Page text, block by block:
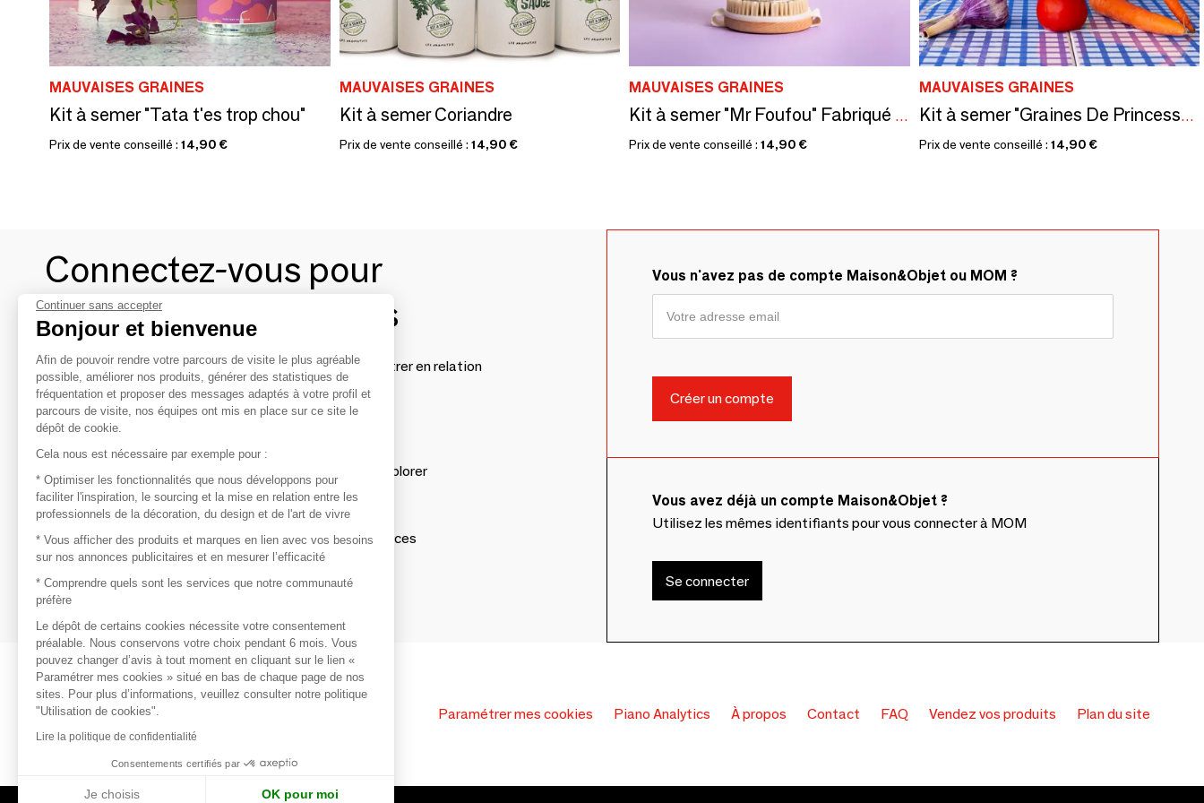
MAUVAISES GRAINES
Kit à semer "Tata t'es trop chou"
Prix de vente conseillé : 14,90 €
MAUVAISES GRAINES
Kit à semer Coriandre
Prix de vente conseillé : 14,90 €
MAUVAISES GRAINES
Kit à semer "Mr Foufou" Fabriqué en France
Prix de vente conseillé : 14,90 €
MAUVAISES GRAINES
Kit à semer "Graines De Princesse" Fabriqué en France
Prix de vente conseillé : 14,90 €
Connectez-vous pour
contacter les marques
Afin de profiter au mieux de l'expérience MOM et de rentrer en relation
avec vos marques préférées, créez-vous un compte.
Découvrir
Les produits de milliers de fournisseurs à explorer
S'inspirer
Inspiration et sélections de produits tendances
Contacter
Vous n'avez pas de compte Maison&Objet ou MOM ?
Vous avez déjà un compte Maison&Objet ?
Utilisez les mêmes identifiants pour vous connecter à MOM
Se connecter
Paramétrer mes cookies Piano Analytics À propos Contact FAQ Vendez vos produits Plan du site
Continuer sans accepter
Bonjour et bienvenue
Afin de pouvoir rendre votre parcours de visite le plus agréable
possible, améliorer nos produits, générer des statistiques de
fréquentation et proposer des messages adaptés à votre profil et
parcours de visite, nos équipes ont mis en place sur ce site le
dépôt de cookie.
Cela nous est nécessaire par exemple pour :
* Optimiser les fonctionnalités que nous développons pour
faciliter l'inspiration, le sourcing et la mise en relation entre les
professionnels de la décoration, du design et de l'art de vivre
* Vous afficher des produits et marques en lien avec vos besoins
sur nos annonces publicitaires et en mesurer l’efficacité
* Comprendre quels sont les services que notre communauté
préfère
Le dépôt de certains cookies nécessite votre consentement
préalable. Nous conservons votre choix pendant 6 mois. Vous
pouvez changer d’avis à tout moment en cliquant sur le lien «
Paramétrer mes cookies » situé en bas de chaque page de nos
sites. Pour plus d’informations, veuillez consulter notre politique
"Utilisation de cookies".
Lire la politique de confidentialité
Consentements certifiés par
Je choisis OK pour moi